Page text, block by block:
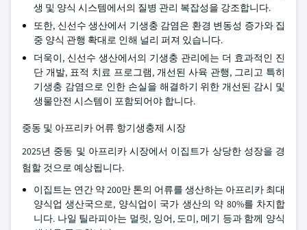
생 및 양식 시스템에서의 질병 관리 복잡성을 강조합니다.
또한, 신선수 생산에서 기생충 감염은 환경 변동성 증가와 집
중 양식 관행 확대로 인해 널리 퍼져 있습니다.
더욱이, 신선수 생산에서의 기생충 관리에는 더 효과적인 진
단 개발, 표적 치료 프로그램, 개선된 사육 관행, 그리고 특히
기생충 감염으로 인한 손실을 해결하기 위한 개선된 감시 및
생물안전 시스템이 포함되어야 합니다.
중동 및 아프리카 어류 항기생충제 시장
2025년 중동 및 아프리카 시장에서 이집트가 상당한 성장을 경
험할 것으로 예상됩니다.
이집트는 연간 약 200만 톤의 어류를 생산하는 아프리카 최대
양식업 생산국으로, 양식업이 국가 생산의 약 80%를 차지합
니다. 나일 틸라피아는 멀릿, 잉어, 도미, 메기 등과 함께 양식